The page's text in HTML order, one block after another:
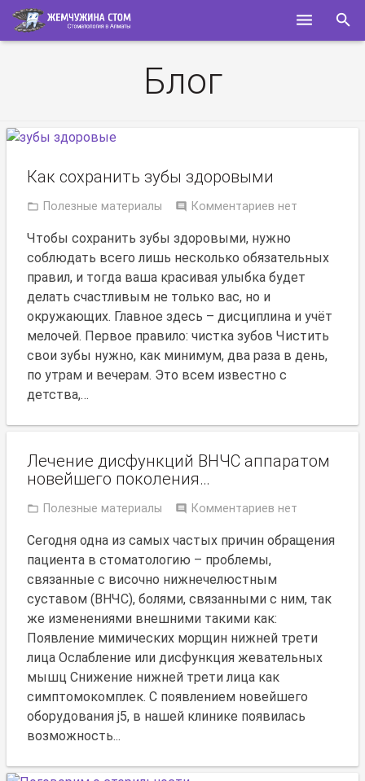
УСЛУГИ
СПЕЦИАЛИСТЫ
КОНТАКТЫ
ПОЛЕЗНОЕ
Блог
Как сохранить зубы здоровыми
Полезные материалы Комментариев нет
Чтобы сохранить зубы здоровыми, нужно
соблюдать всего лишь несколько обязательных
правил, и тогда ваша красивая улыбка будет
делать счастливым не только вас, но и
окружающих. Главное здесь – дисциплина и учёт
мелочей. Первое правило: чистка зубов Чистить
свои зубы нужно, как минимум, два раза в день,
по утрам и вечерам. Это всем известно с
детства,…
Лечение дисфункций ВНЧС аппаратом
новейшего поколения…
Полезные материалы Комментариев нет
Сегодня одна из самых частых причин обращения
пациента в стоматологию – проблемы,
связанные с височно нижнечелюстным
суставом (ВНЧС), болями, связанными с ним, так
же изменениями внешними такими как:
Появление мимических морщин нижней трети
лица Ослабление или дисфункция жевательных
мышц Снижение нижней трети лица как
симптомокомплек. С появлением новейшего
оборудования j5, в нашей клинике появилась
возможность...